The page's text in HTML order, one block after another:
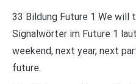
33 Bildung Future 1 We will
Signalwörter im Future 1
weekend, next year, next
future.